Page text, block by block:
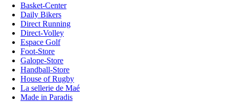
Basket-Center
Daily Bikers
Direct Running
Direct-Volley
Espace Golf
Foot-Store
Galope-Store
Handball-Store
House of Rugby
La sellerie de Maé
Made in Paradis